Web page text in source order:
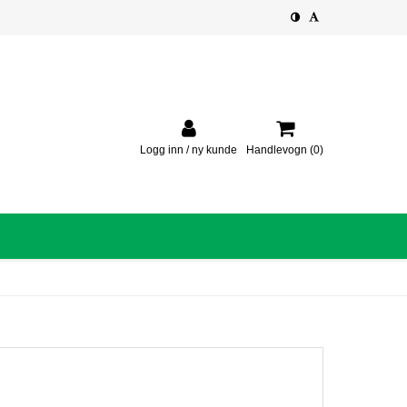
Logg inn / ny kunde Handlevogn (0)